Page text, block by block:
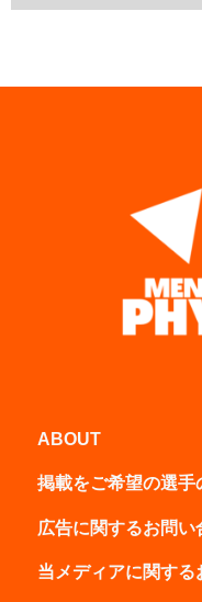
ABOUT
掲載をご希望の選手
広告に関するお問い
当メディアに関する